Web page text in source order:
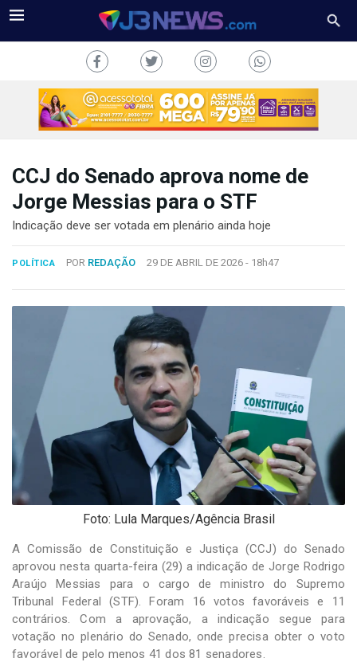
TV
COLUNAS
FALE
CONOSCO
Desenvolvido
Tecnologia
Sistemas
CCJ do Senado aprova nome de
Jorge Messias para o STF
Indicação deve ser votada em plenário ainda hoje
POLÍTICA POR REDAÇÃO 29 DE ABRIL DE 2026 - 18h47
Foto: Lula Marques/Agência Brasil
A Comissão de Constituição e Justiça (CCJ) do Senado
aprovou nesta quarta-feira (29) a indicação de Jorge Rodrigo
Araújo Messias para o cargo de ministro do Supremo
Tribunal Federal (STF). Foram 16 votos favoráveis e 11
contrários. Com a aprovação, a indicação segue para
votação no plenário do Senado, onde precisa obter o voto
favorável de pelo menos 41 dos 81 senadores.